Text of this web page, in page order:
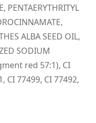
PENTAERYTHRITYL
ALBA SEED OIL,
SODIUM
red 57:1), CI
CI 77499, CI 77492,